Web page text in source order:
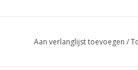
Inwendige breedte
Aan verlanglijst toevoegen /